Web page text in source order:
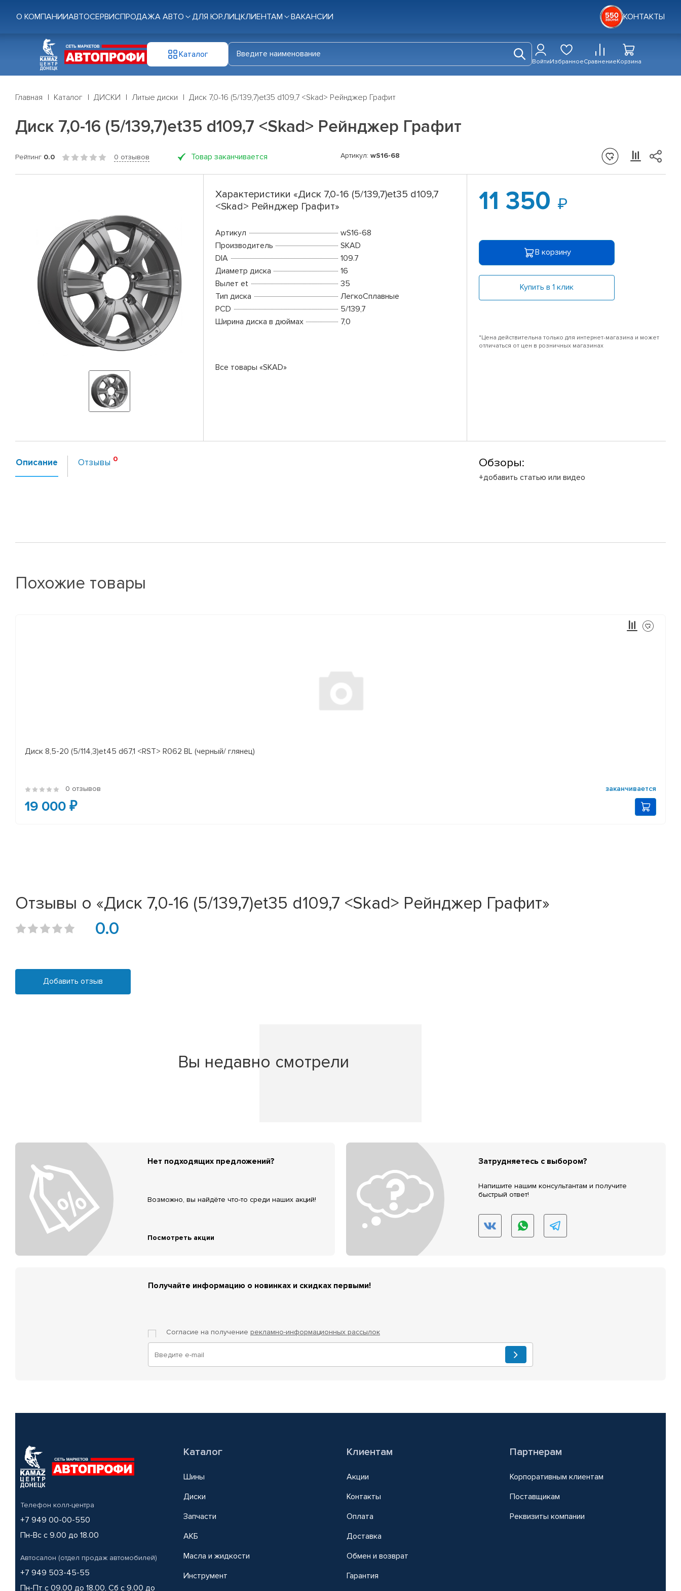
О КОМПАНИИАВТОСЕРВИСПРОДАЖА АВТО ДЛЯ ЮР.ЛИЦКЛИЕНТАМ ВАКАНСИИ КОНТАКТЫ
Каталог
ВойтиИзбранноеСравнениеКорзина
Главная Каталог ДИСКИ Литые диски Диск 7,0-16 (5/139,7)et35 d109,7 <Skad> Рейнджер Графит
Диск 7,0-16 (5/139,7)et35 d109,7 <Skad> Рейнджер Графит
Рейтинг 0.0 0 отзывов Товар заканчивается Артикул: wS16-68
Характеристики «Диск 7,0-16 (5/139,7)et35 d109,7
<Skad> Рейнджер Графит»
Артикул
wS16-68
Производитель
SKAD
DIA
109.7
Диаметр диска
16
Вылет et
35
Тип диска
ЛегкоСплавные
PCD
5/139,7
Ширина диска в дюймах
7,0
Все товары «SKAD»
11 350
В корзину
Купить в 1 клик
*Цена действительна только для интернет-магазина и может
отличаться от цен в розничных магазинах
Описание Отзывы Обзоры:
+добавить статью или видео
Похожие товары
Диск 8,5-20 (5/114,3)et45 d67,1 <RST> R062 BL (черный/ глянец)
0 отзывов заканчивается
19 000 ₽
Отзывы о «Диск 7,0-16 (5/139,7)et35 d109,7 <Skad> Рейнджер Графит»
0.0
Добавить отзыв
Вы недавно смотрели
Нет подходящих предложений?
Возможно, вы найдёте что-то среди наших акций!
Посмотреть акции
Затрудняетесь с выбором?
Напишите нашим консультантам и получите
быстрый ответ!
Получайте информацию о новинках и скидках первыми!
Согласие на получение рекламно-информационных рассылок
Телефон колл-центра
+7 949 00-00-550
Пн-Вс с 9.00 до 18.00
Автосалон (отдел продаж автомобилей)
+7 949 503-45-55
Пн-Пт с 09.00 до 18.00, Сб с 9.00 до
Каталог
Шины
Диски
Запчасти
АКБ
Масла и жидкости
Инструмент
Клиентам
Акции
Контакты
Оплата
Доставка
Обмен и возврат
Гарантия
Партнерам
Корпоративным клиентам
Поставщикам
Реквизиты компании